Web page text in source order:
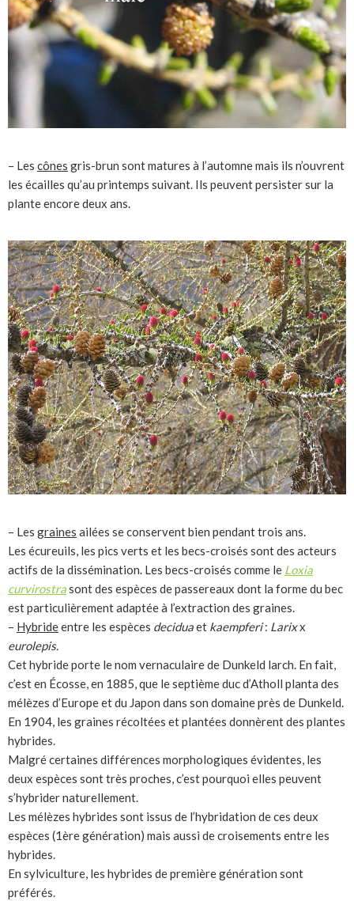
– Les cônes gris-brun sont matures à l’automne mais ils n’ouvrent
les écailles qu’au printemps suivant. Ils peuvent persister sur la
plante encore deux ans.
– Les graines ailées se conservent bien pendant trois ans.
Les écureuils, les pics verts et les becs-croisés sont des acteurs
actifs de la dissémination. Les becs-croisés comme le Loxia
curvirostrasont des espèces de passereaux dont la forme du bec
est particulièrement adaptée à l’extraction des graines.
– Hybrideentre les espèces deciduaet kaempferi: Larixx
eurolepis.
Cet hybride porte le nom vernaculaire de Dunkeld larch. En fait,
c’est en Écosse, en 1885, que le septième duc d’Atholl planta des
mélèzes d’Europe et du Japon dans son domaine près de Dunkeld.
En 1904, les graines récoltées et plantées donnèrent des plantes
hybrides.
Malgré certaines différences morphologiques évidentes, les
deux espèces sont très proches, c’est pourquoi elles peuvent
s’hybrider naturellement.
Les mélèzes hybrides sont issus de l’hybridation de ces deux
espèces (1ère génération) mais aussi de croisements entre les
hybrides.
En sylviculture, les hybrides de première génération sont
préférés.